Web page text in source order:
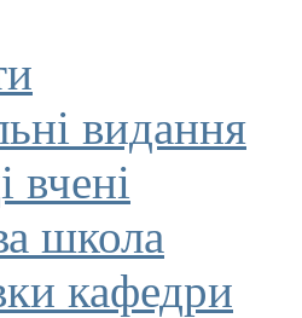
видання
вчені
школа
кафедри